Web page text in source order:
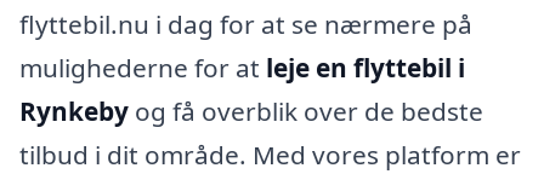
flyttebil.nu i dag for at se nærmere på
mulighederne for at leje en flyttebil i
Rynkeby og få overblik over de bedste
tilbud i dit område. Med vores platform er